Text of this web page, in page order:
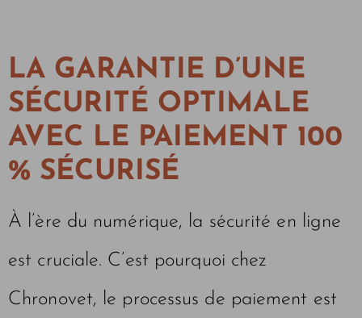
LA GARANTIE D’UNE
SÉCURITÉ OPTIMALE
AVEC LE PAIEMENT 100
% SÉCURISÉ
À l’ère du numérique, la sécurité en ligne
est cruciale. C’est pourquoi chez
Chronovet, le processus de paiement est